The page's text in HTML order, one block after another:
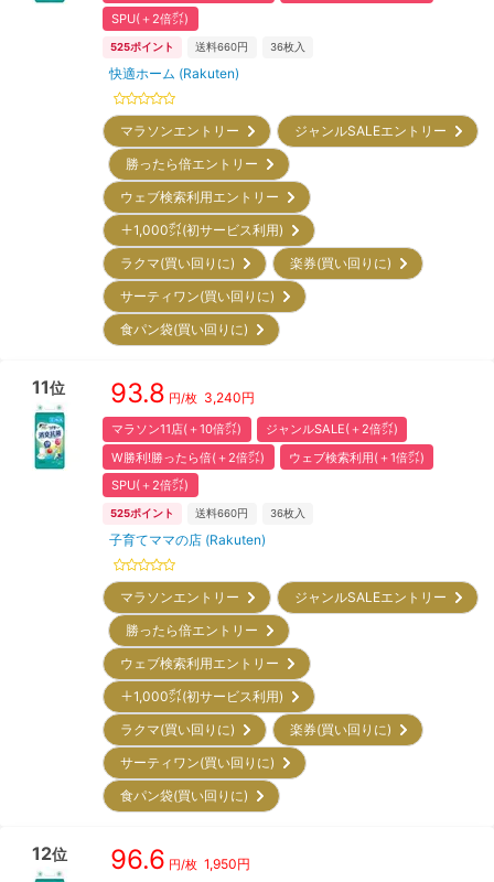
SPU(＋2倍㌽)
525ポイント 送料660円 36枚入
快適ホーム (Rakuten)
マラソンエントリー
ジャンルSALEエントリー
勝ったら倍エントリー
ウェブ検索利用エントリー
＋1,000㌽(初サービス利用)
ラクマ(買い回りに)
楽券(買い回りに)
サーティワン(買い回りに)
食パン袋(買い回りに)
11位 93.8 円/枚 3,240円
マラソン11店(＋10倍㌽)
ジャンルSALE(＋2倍㌽)
W勝利!勝ったら倍(＋2倍㌽)
ウェブ検索利用(＋1倍㌽)
SPU(＋2倍㌽)
525ポイント 送料660円 36枚入
子育てママの店 (Rakuten)
マラソンエントリー
ジャンルSALEエントリー
勝ったら倍エントリー
ウェブ検索利用エントリー
＋1,000㌽(初サービス利用)
ラクマ(買い回りに)
楽券(買い回りに)
サーティワン(買い回りに)
食パン袋(買い回りに)
12位 96.6 円/枚 1,950円